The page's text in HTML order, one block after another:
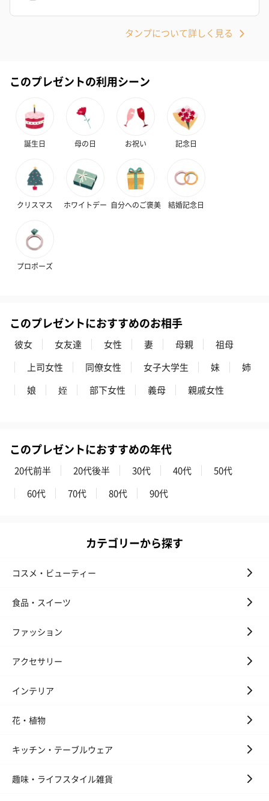
タンプについて詳しく見る
このプレゼントの利用シーン
誕生日 母の日 お祝い 記念日
クリスマス ホワイトデー 自分へのご褒美 結婚記念日
プロポーズ
このプレゼントにおすすめのお相手
彼女 女友達 女性 妻 母親
祖母
上司女性
同僚女性 女子大学生 妹
姉
娘
姪 部下女性 義母 親戚女性
このプレゼントにおすすめの年代
20代前半 20代後半 30代 40代
50代
60代
70代 80代 90代
カテゴリーから探す
コスメ・ビューティー
食品・スイーツ
ファッション
アクセサリー
インテリア
花・植物
キッチン・テーブルウェア
趣味・ライフスタイル雑貨